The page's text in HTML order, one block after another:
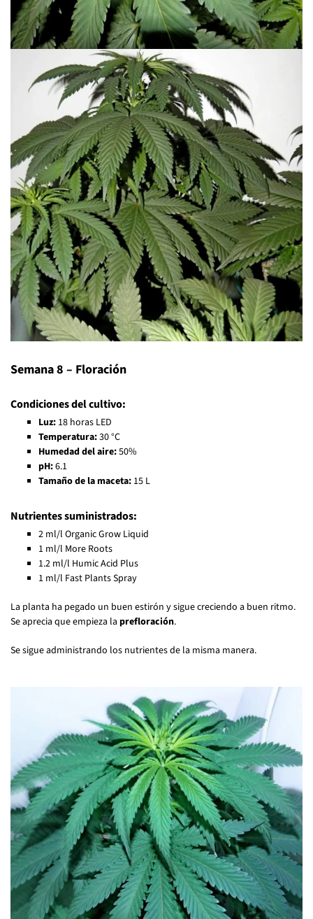
Semana 8 – Floración
Condiciones del cultivo:
Luz: 18 horas LED
Temperatura:30 °C
Humedad del aire:50%
pH:6.1
Tamaño de la maceta: 15 L
Nutrientes suministrados:
2 ml/l Organic Grow Liquid
1 ml/l More Roots
1.2 ml/l Humic Acid Plus
1 ml/l Fast Plants Spray
La planta ha pegado un buen estirón y sigue creciendo a buen ritmo.
Se aprecia que empieza la prefloración.
Se sigue administrando los nutrientes de la misma manera.